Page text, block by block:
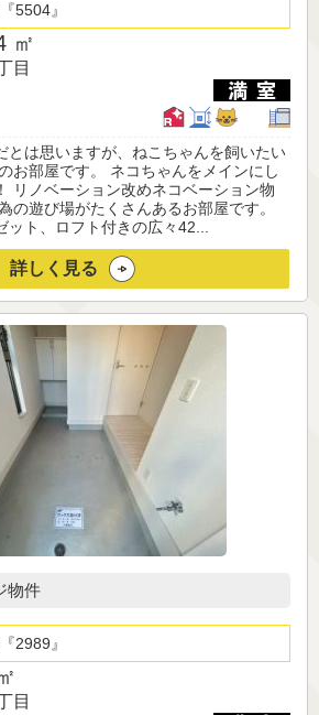
5504
㎡
目
とは思いますが、ねこちゃんを飼いたい
お部屋です。 ネコちゃんをメインにし
リノベーション改めネコベーション物
の遊び場がたくさんあるお部屋です。
ト、ロフト付きの広々42...
詳しく見る
物件
2989
目